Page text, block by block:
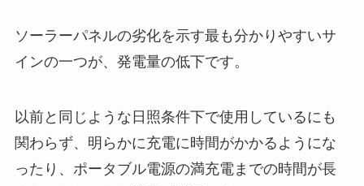
ソーラーパネルの劣化を示す最も分かりやすいサ
インの一つが、発電量の低下です。
以前と同じような日照条件下で使用しているにも
関わらず、明らかに充電に時間がかかるようにな
ったり、ポータブル電源の満充電までの時間が長